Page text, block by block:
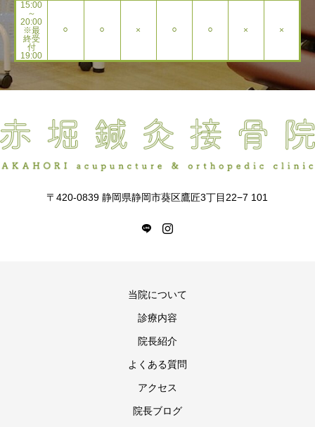
15:00
～
20:00
※最
終受
付
19:00
⚪︎ ⚪︎ × ⚪︎ ⚪︎ × ×
〒420-0839 静岡県静岡市葵区鷹匠3丁目22−7 101
当院について
診療内容
院長紹介
よくある質問
アクセス
院長ブログ